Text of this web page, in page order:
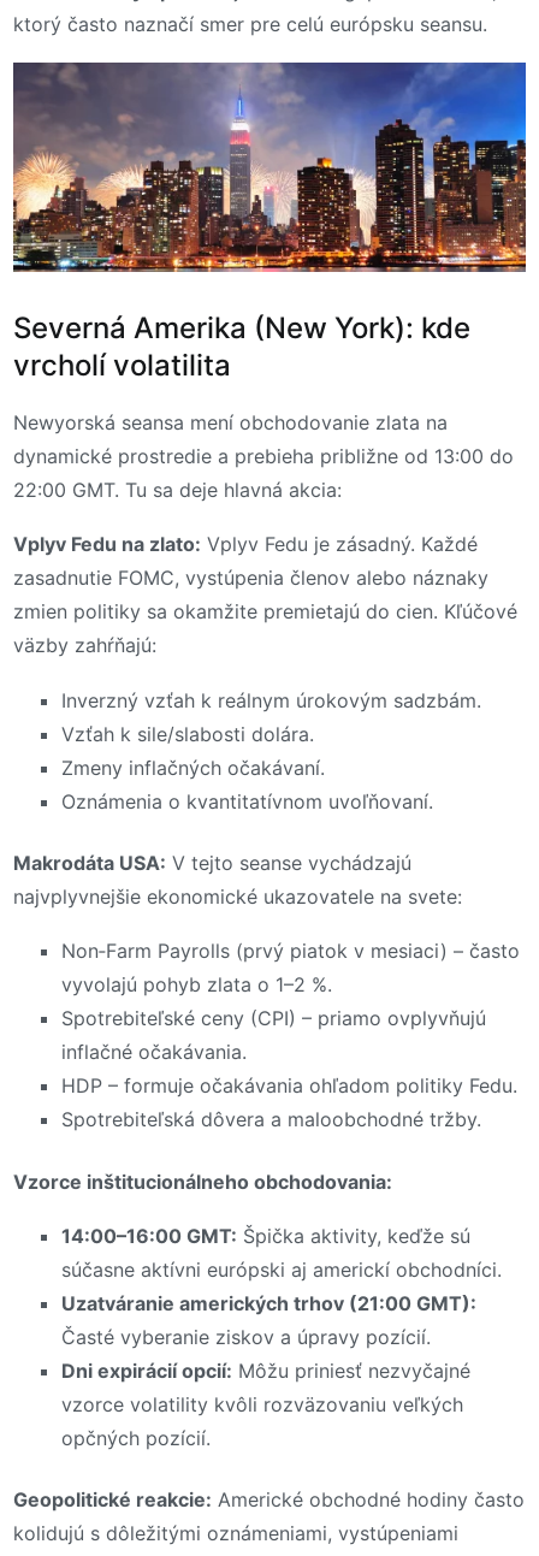
ktorý často naznačí smer pre celú európsku seansu.
Severná Amerika (New York): kde
vrcholí volatilita
Newyorská seansa mení obchodovanie zlata na
dynamické prostredie a prebieha približne od 13:00 do
22:00 GMT. Tu sa deje hlavná akcia:
Vplyv Fedu na zlato: Vplyv Fedu je zásadný. Každé
zasadnutie FOMC, vystúpenia členov alebo náznaky
zmien politiky sa okamžite premietajú do cien. Kľúčové
väzby zahŕňajú:
Inverzný vzťah k reálnym úrokovým sadzbám.
Vzťah k sile/slabosti dolára.
Zmeny inflačných očakávaní.
Oznámenia o kvantitatívnom uvoľňovaní.
Makrodáta USA: V tejto seanse vychádzajú
najvplyvnejšie ekonomické ukazovatele na svete:
Non‑Farm Payrolls (prvý piatok v mesiaci) – často
vyvolajú pohyb zlata o 1–2 %.
Spotrebiteľské ceny (CPI) – priamo ovplyvňujú
inflačné očakávania.
HDP – formuje očakávania ohľadom politiky Fedu.
Spotrebiteľská dôvera a maloobchodné tržby.
Vzorce inštitucionálneho obchodovania:
14:00–16:00 GMT: Špička aktivity, keďže sú
súčasne aktívni európski aj americkí obchodníci.
Uzatváranie amerických trhov (21:00 GMT):
Časté vyberanie ziskov a úpravy pozícií.
Dni expirácií opcií: Môžu priniesť nezvyčajné
vzorce volatility kvôli rozväzovaniu veľkých
opčných pozícií.
Geopolitické reakcie: Americké obchodné hodiny často
kolidujú s dôležitými oznámeniami, vystúpeniami